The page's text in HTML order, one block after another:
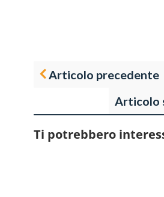
Articolo precedente
Articolo
Ti potrebbero